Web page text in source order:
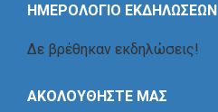
ΗΜΕΡΟΛΟΓΙΟ ΕΚΔΗΛΩΣΕΩΝ
Δε βρέθηκαν εκδηλώσεις!
ΑΚΟΛΟΥΘΗΣΤΕ ΜΑΣ